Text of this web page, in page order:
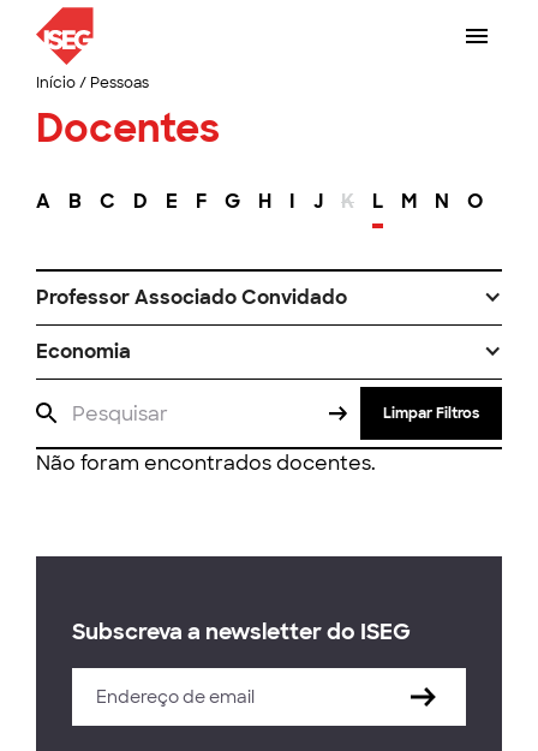
Início/ Pessoas
Docentes
A B C D E F G H I J K L M N O
Professor Associado Convidado
Economia
Limpar Filtros
Não foram encontrados docentes.
Subscreva a newsletter do ISEG